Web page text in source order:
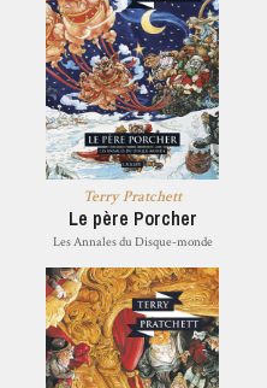
Terry Pratchett
Le père Porcher
Les Annales du Disque-monde